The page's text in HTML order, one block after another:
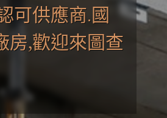
可供應商.國
房,歡迎來圖查
可供應商.國
房,歡迎來圖查